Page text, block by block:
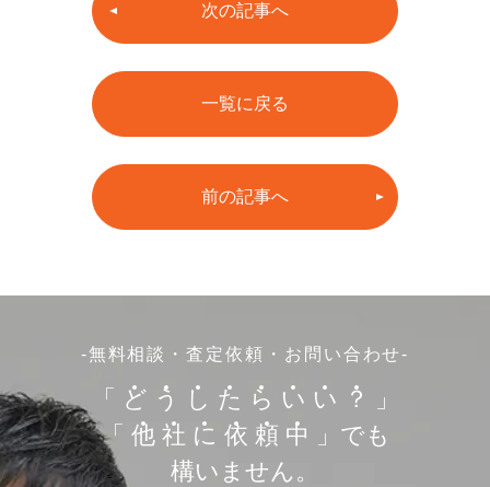
次の記事へ
一覧に戻る
前の記事へ
-無料相談・査定依頼・お問い合わせ-
「 ど う し た ら い い ？
」
「 他 社 に 依 頼 中 」でも
構いません。